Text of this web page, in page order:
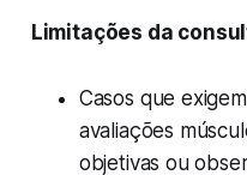
Limitações da
Casos que
avaliações
objetivas ou